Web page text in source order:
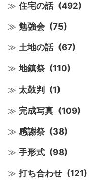
住宅の話 (492)
勉強会 (75)
土地の話 (67)
地鎮祭 (110)
太鼓判 (1)
完成写真 (109)
感謝祭 (38)
手形式 (98)
打ち合わせ (121)